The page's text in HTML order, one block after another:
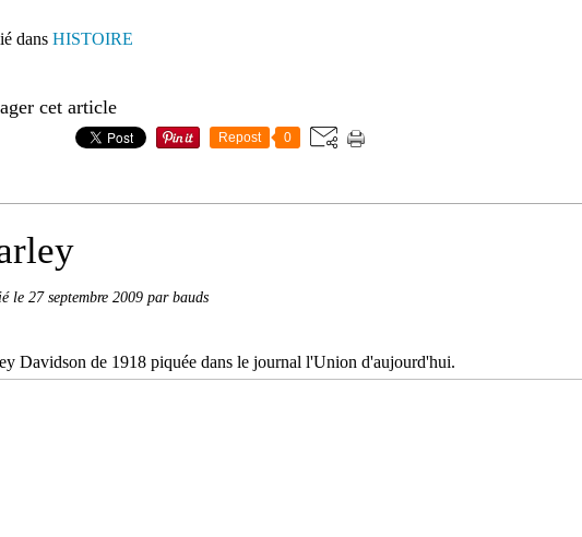
dans HISTOIRE
cet article
Repost 0
le 27 septembre 2009 par bauds
Davidson de 1918 piquée dans le journal l'Union d'aujourd'hui.